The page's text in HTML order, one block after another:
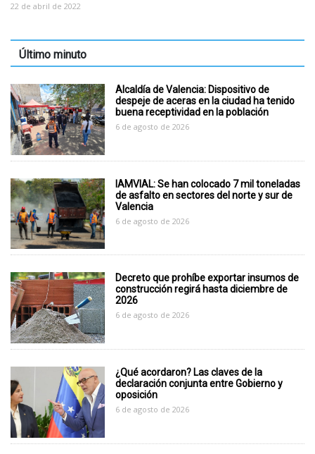
22 de abril de 2022
Último minuto
Alcaldía de Valencia: Dispositivo de
despeje de aceras en la ciudad ha tenido
buena receptividad en la población
6 de agosto de 2026
IAMVIAL: Se han colocado 7 mil toneladas
de asfalto en sectores del norte y sur de
Valencia
6 de agosto de 2026
Decreto que prohíbe exportar insumos de
construcción regirá hasta diciembre de
2026
6 de agosto de 2026
¿Qué acordaron? Las claves de la
declaración conjunta entre Gobierno y
oposición
6 de agosto de 2026